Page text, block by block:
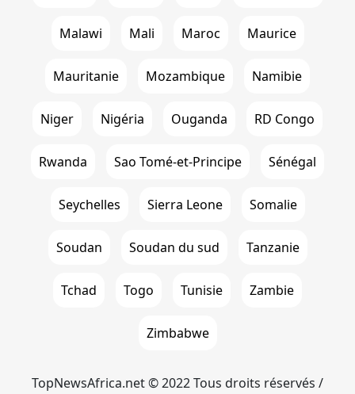
Malawi Mali Maroc Maurice
Mauritanie Mozambique Namibie
Niger Nigéria Ouganda RD Congo
Rwanda Sao Tomé-et-Principe Sénégal
Seychelles Sierra Leone Somalie
Soudan Soudan du sud Tanzanie
Tchad Togo Tunisie Zambie
Zimbabwe
TopNewsAfrica.net © 2022 Tous droits réservés /